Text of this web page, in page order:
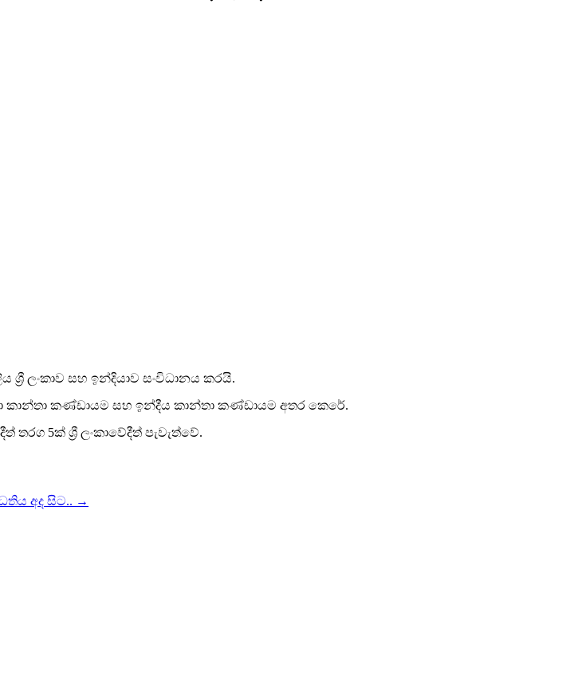
ලංකාව සහ ඉන්දියාව සංවිධානය කරයි.
කාන්තා කණ්ඩායම සහ ඉන්දීය කාන්තා කණ්ඩායම අතර කෙරේ.
5ක් ශ්‍රී ලංකාවේදීත් පැවැත්වේ.
අද සිට.. →